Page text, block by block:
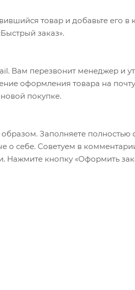
товар и добавьте его в
заказ».
Вам перезвонит менеджер и
оформления товара на
покупке.
Заполняете полностью
о себе. Советуем в
Нажмите кнопку «Оформить